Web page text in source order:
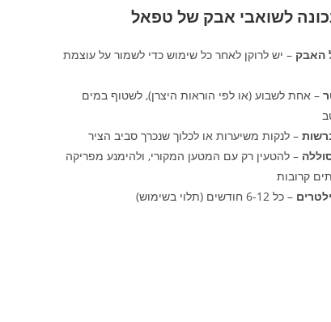
לשואבי אבק של טפאל
האבק – יש לרוקן לאחר כל שימוש כדי לשמור על עוצמת
– אחת לשבוע (או לפי הוראות היצרן), לשטוף במים
– לנקות משיערות או לכלוך שנכרך סביב הציר
– להטעין רק עם המטען המקורי, ולהימנע מפריקה
קרובות
– כל 6-12 חודשים (תלוי בשימוש)